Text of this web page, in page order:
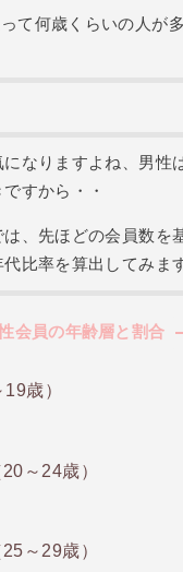
て何歳くらいの人が多
になりますよね、男性
ですから・・
は、先ほどの会員数を
代比率を算出してみま
会員の年齢層と割合
歳）
～24歳）
～29歳）